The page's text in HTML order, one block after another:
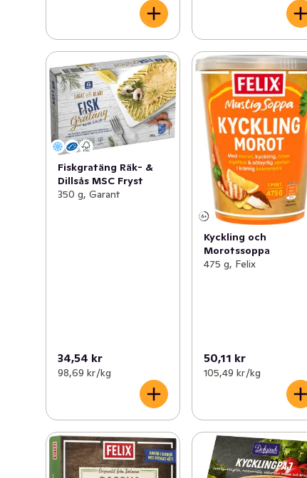
Fiskgratäng Räk- &
Dillsås MSC Fryst
350 g, Garant
34,54 kr
98,69 kr /kg
Kyckling och
Morotssoppa
475 g, Felix
50,11 kr
105,49 kr /kg